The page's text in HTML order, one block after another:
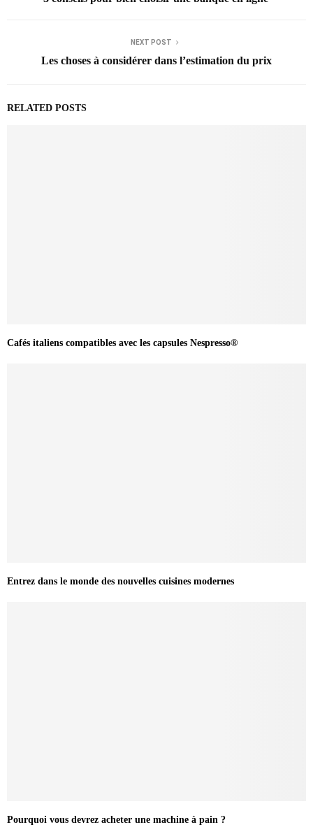
NEXT POST
Les choses à considérer dans l’estimation du prix
RELATED POSTS
Cafés italiens compatibles avec les capsules Nespresso®
Entrez dans le monde des nouvelles cuisines modernes
Pourquoi vous devrez acheter une machine à pain ?